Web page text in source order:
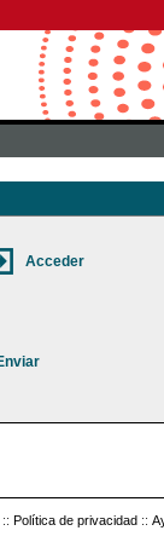
:: Política de privacidad ::